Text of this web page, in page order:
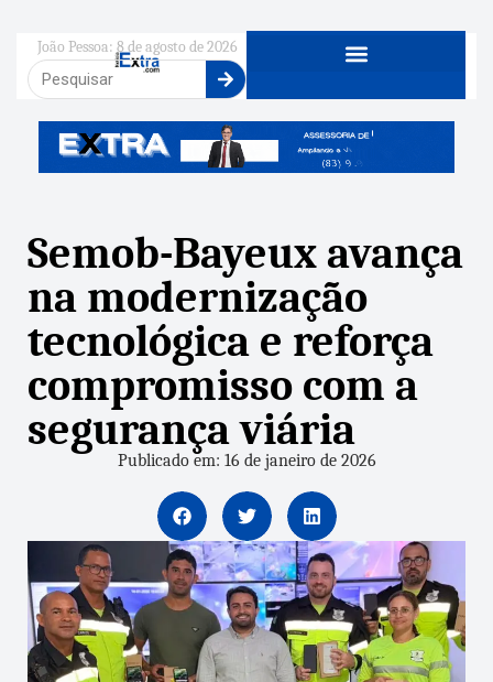
João Pessoa: 8 de agosto de 2026
Semob-Bayeux avança
na modernização
tecnológica e reforça
compromisso com a
segurança viária
Publicado em: 16 de janeiro de 2026